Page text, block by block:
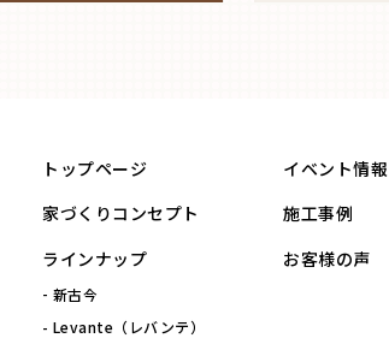
トップページ
家づくりコンセプト
ラインナップ
新古今
Levante（レバンテ）
イベント情報
施工事例
お客様の声